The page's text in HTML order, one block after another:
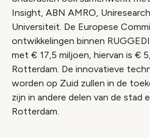
Insight, ABN AMRO,
Universiteit. De Europese
ontwikkelingen binnen
met € 17,5 miljoen, hiervan is €
Rotterdam. De innovatieve
worden op Zuid zullen in de
zijn in andere delen van de stad
Rotterdam.